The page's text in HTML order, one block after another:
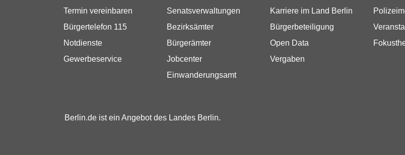
Termin vereinbaren
Bürgertelefon 115
Notdienste
Gewerbeservice
Senatsverwaltungen
Bezirksämter
Bürgerämter
Jobcenter
Einwanderungsamt
Karriere im Land Berlin
Bürgerbeteiligung
Open Data
Vergaben
Berlin.de ist ein Angebot des Landes Berlin.